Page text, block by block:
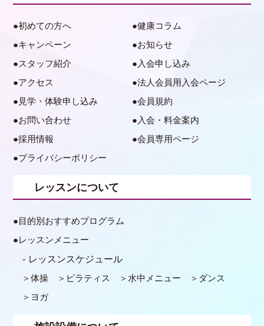
初めての方へ
健康コラム
キャンペーン
お知らせ
スタッフ紹介
入会申し込み
アクセス
法人会員用入会ページ
見学・体験申し込み
会員規約
お問い合わせ
入会・料金案内
採用情報
会員専用ページ
プライバシーポリシー
レッスンについて
目的別おすすめプログラム
レッスンメニュー
レッスンスケジュール
体操 ピラティス 水中メニュー
ダンス
ヨガ